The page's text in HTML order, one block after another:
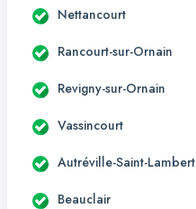
Nettancourt
Rancourt-sur-Ornain
Revigny-sur-Ornain
Vassincourt
Autréville-Saint-Lambert
Beauclair